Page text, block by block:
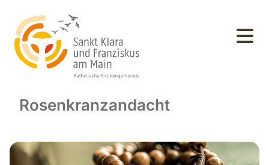
Rosenkranzandacht